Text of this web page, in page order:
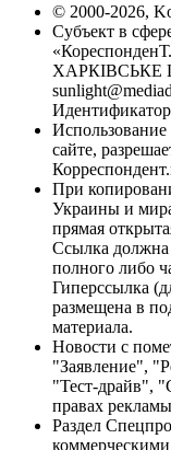
© 2000-2026,
Субъект в
ХАРКІВСЬКЕ
сайте,
При
Украины и
прямая
Ссылка должна
полного либо
Гиперссылка
размещена в
материала.
Новости с
"Заявление",
"Тест-драйв",
правах
Раздел